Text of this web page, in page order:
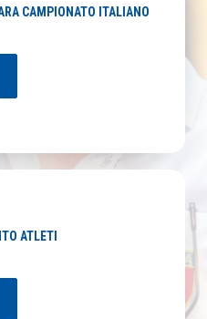
CAMPIONATO ITALIANO
ATLETI